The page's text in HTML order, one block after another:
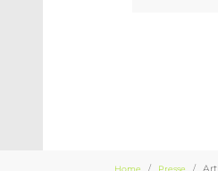
Home Presse